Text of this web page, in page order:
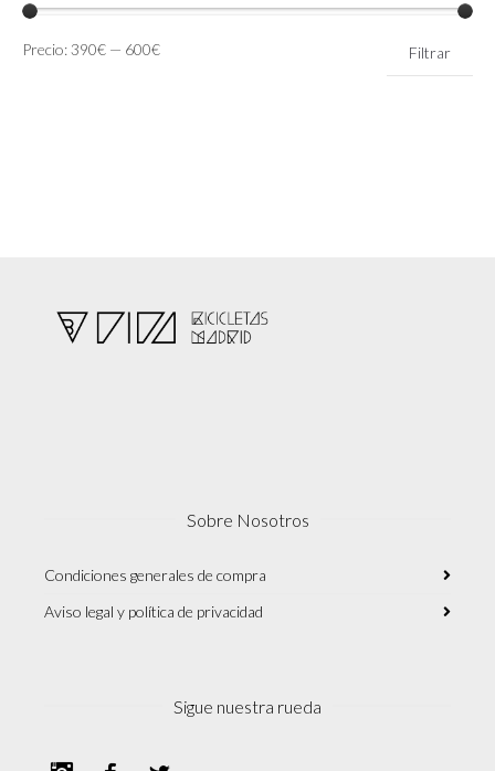
Precio
Precio
Filtrar
Precio:390€ — 600€
Sobre Nosotros
Condiciones generales de compra
Aviso legal y política de privacidad
Sigue nuestra rueda